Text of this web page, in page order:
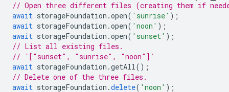
// Open three different files (creating them if
await storageFoundation .open( 'sunrise' );
await storageFoundation .open( 'noon' );
await storageFoundation .open( 'sunset' );
// List all existing files.
// `["sunset", "sunrise", "noon"]`
await storageFoundation .getAll();
// Delete one of the three files.
await storageFoundation .delete( 'noon' );